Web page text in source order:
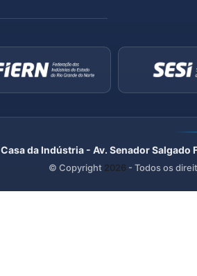
Casa da Indústria - Av. Senador
© Copyright 2026 - Todos os